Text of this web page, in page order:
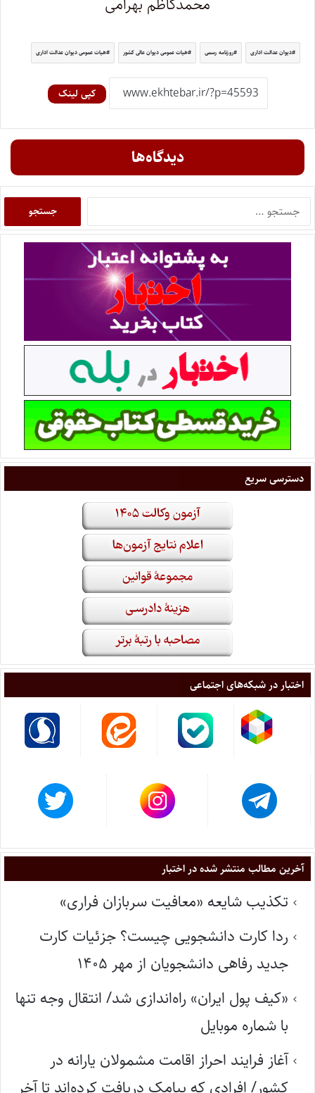
دیوان عدالت اداری روزنامه رسمی هیات عمومی دیوان عالی کشور هیات عمومی دیوان عدالت اداری
کپی لینک
دیدگاه‌ها
دسترسی سریع
اختبار در شبکه‌های اجتماعی
آخرین مطالب منتشر شده در اختبار
تکذیب شایعه «معافیت سربازان فراری»
ردا کارت دانشجویی چیست؟ جزئیات کارت
جدید رفاهی دانشجویان از مهر ۱۴۰۵
«کیف پول ایران» راه‌اندازی شد/ انتقال وجه تنها
با شماره موبایل
آغاز فرایند احراز اقامت مشمولان یارانه در
کشور/ افرادی که پیامک دریافت کرده‌اند تا آخر